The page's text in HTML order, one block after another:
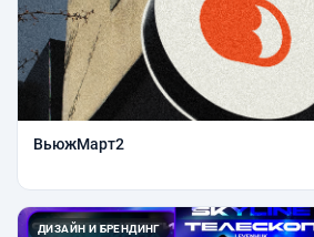
ВьюжМарт2
ДИЗАЙН И БРЕНДИНГ